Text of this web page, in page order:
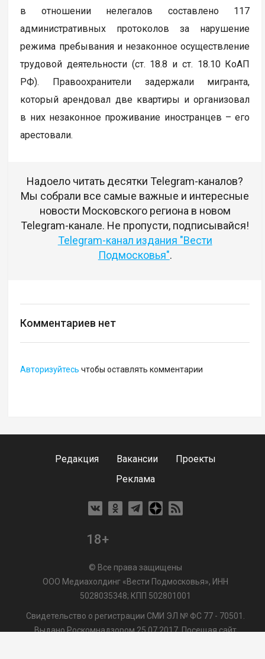
в отношении нелегалов составлено 117
административных протоколов за нарушение
режима пребывания и незаконное осуществление
трудовой деятельности (ст. 18.8 и ст. 18.10 КоАП
РФ). Правоохранители задержали мигранта,
который арендовал две квартиры и организовал
в них незаконное проживание иностранцев – его
арестовали.
Надоело читать десятки Telegram-каналов?
Мы собрали все самые важные и интересные
новости Московского региона в новом
Telegram-канале. Не пропусти, подписывайся!
Telegram-канал издания "Вести
Подмосковья".
Комментариев нет
Авторизуйтесь чтобы оставлять комментарии
Редакция Вакансии
Проекты
Реклама
18+
© Все права защищены
ООО Медиахолдинг «Вести Подмосковья», ИНН
5028035348; КПП 502801001
Свидетельство о регистрации СМИ ЭЛ № ФС 77 - 70501.
Выдано Роскомнадзором 25.07.2017. Посещая сайт